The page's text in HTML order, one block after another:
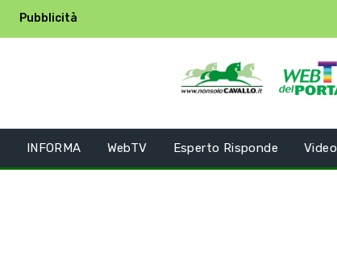
Pubblicità
INFORMA WebTV Esperto Risponde Video